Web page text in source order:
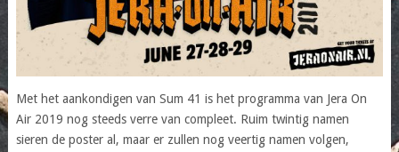
Met het aankondigen van Sum 41 is het programma van Jera On
Air 2019 nog steeds verre van compleet. Ruim twintig namen
sieren de poster al, maar er zullen nog veertig namen volgen,